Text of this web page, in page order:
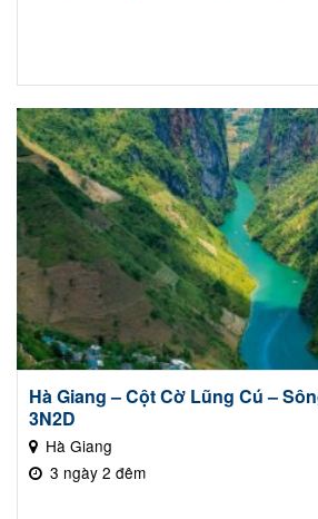
Hà Giang – Cột Cờ Lũng Cú –
3N2D
Hà Giang
3 ngày 2 đêm